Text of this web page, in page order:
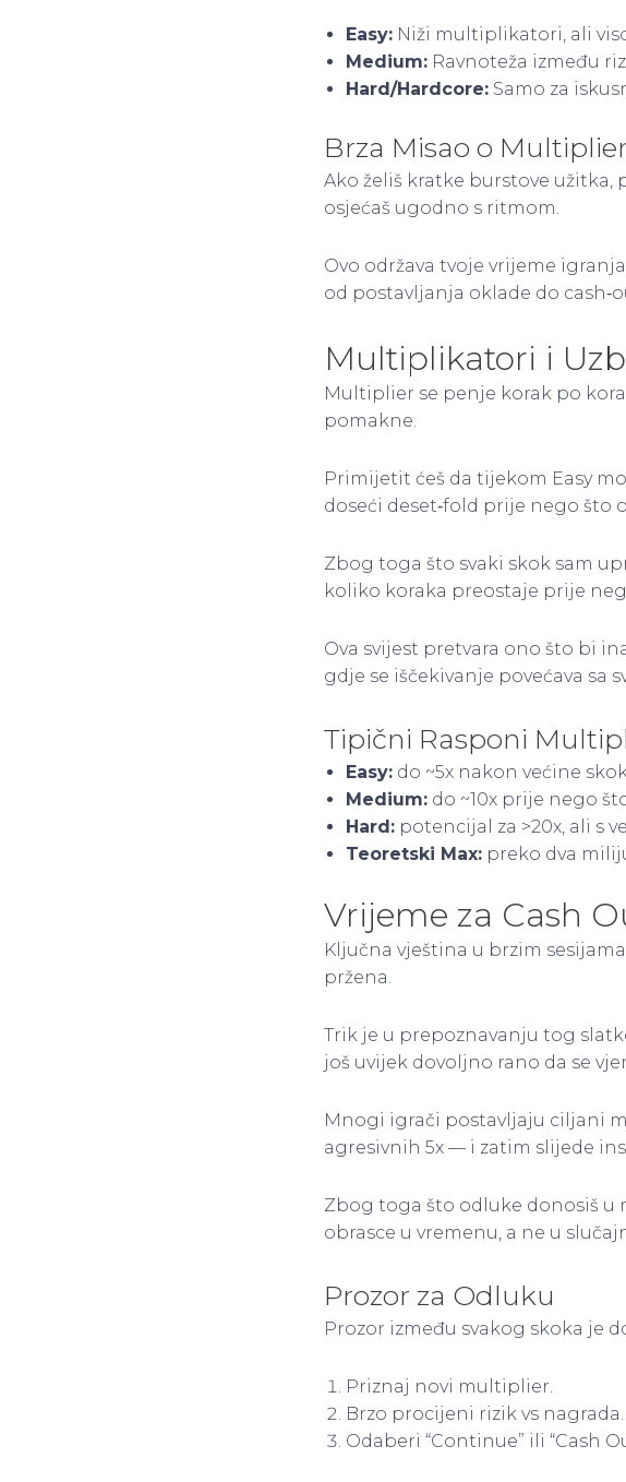
Easy: Niži multiplikatori, ali
Medium: Ravnoteža između
Hard/Hardcore: Samo za
Brza Misao o
Ako želiš kratke burstove užitka,
osjećaš ugodno s ritmom.
Ovo održava tvoje vrijeme
od postavljanja oklade do
Multiplikatori i
Multiplier se penje korak po
pomakne.
Primijetit ćeš da tijekom Easy
doseći deset‑fold prije nego što
Zbog toga što svaki skok sam
koliko koraka preostaje prije
Ova svijest pretvara ono što bi
gdje se iščekivanje povećava sa
Tipični Rasponi
Easy: do ~5x nakon većine
Medium: do ~10x prije nego
Hard: potencijal za >20x, ali s
Teoretski Max: preko dva
Vrijeme za Cash
Ključna vještina u brzim
pržena.
Trik je u prepoznavanju tog
još uvijek dovoljno rano da se
Mnogi igrači postavljaju ciljani
agresivnih 5x — i zatim slijede
Zbog toga što odluke donosiš u
obrasce u vremenu, a ne u
Prozor za Odluku
Prozor između svakog skoka je
Priznaj novi multiplier.
Brzo procijeni rizik vs nagrada.
Odaberi “Continue” ili “Cash